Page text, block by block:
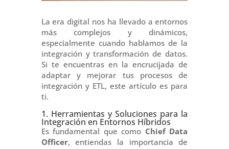
La era digital nos ha llevado a entornos
más complejos y dinámicos,
especialmente cuando hablamos de la
integración y transformación de datos.
Si te encuentras en la encrucijada de
adaptar y mejorar tus procesos de
integración y ETL, este artículo es para
ti.
1. Herramientas y Soluciones para la
Integración en Entornos Híbridos
Es fundamental que como Chief Data
Officer, entiendas la importancia de